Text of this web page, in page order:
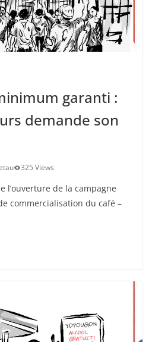
garanti :
demande son
325 Views
l’ouverture de la campagne
commercialisation du café –